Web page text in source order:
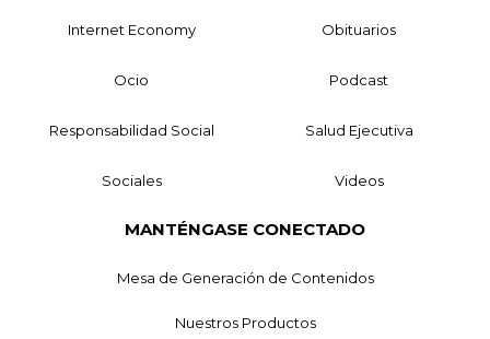
Internet Economy Obituarios
Ocio Podcast
Responsabilidad Social Salud Ejecutiva
Sociales Videos
MANTÉNGASE CONECTADO
Mesa de Generación de Contenidos
Nuestros Productos